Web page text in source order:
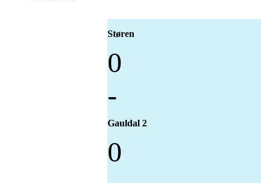
Støren
0
-
Gauldal 2
0